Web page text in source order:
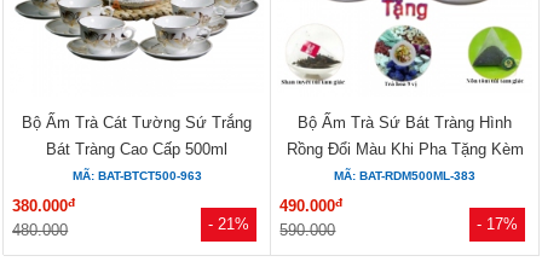
- 21%
Bộ Ấm Trà Cát Tường Sứ Trắng
Bát Tràng Cao Cấp 500ml
MÃ: BAT-BTCT500-963
380.000đ
480.000 - 17%
Bộ Ấm Trà Sứ Bát Tràng Hình
Rồng Đổi Màu Khi Pha Tặng Kèm
3...
MÃ: BAT-RDM500ML-383
490.000đ
590.000